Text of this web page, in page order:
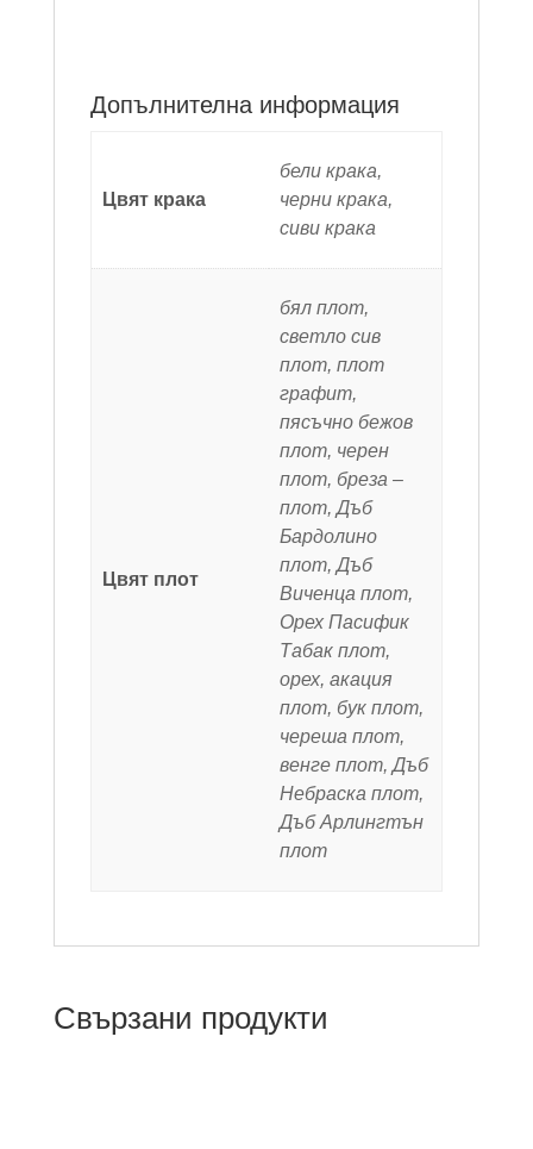
Допълнителна информация
Цвят крака
бели крака,
черни крака,
сиви крака
Цвят плот
бял плот,
светло сив
плот, плот
графит,
пясъчно бежов
плот, черен
плот, бреза –
плот, Дъб
Бардолино
плот, Дъб
Виченца плот,
Орех Пасифик
Табак плот,
орех, акация
плот, бук плот,
череша плот,
венге плот, Дъб
Небраска плот,
Дъб Арлингтън
плот
Свързани продукти